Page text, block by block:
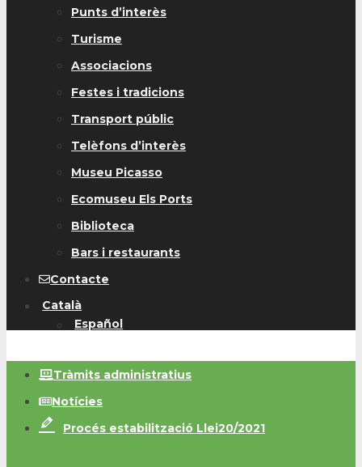
Punts d’interès
Turisme
Associacions
Festes i tradicions
Transport públic
Telèfons d’interès
Museu Picasso
Ecomuseu Els Ports
Biblioteca
Bars i restaurants
Contacte
Català
Español
Tràmits administratius
Notícies
Procés estabilització Llei20/2021